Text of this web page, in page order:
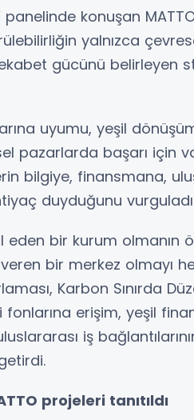
konuşan
yalnızca
gücünü belirleyen
uyumu, yeşil
pazarlarda başarı için
bilgiye, finansmana,
duyduğunu
eden bir kurum olmanın
bir merkez olmayı
Karbon Sınırda
fonlarına erişim, yeşil
iş
projeleri tanıtıldı